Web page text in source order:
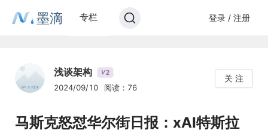
墨滴 专栏 登录 / 注册
浅谈架构 V2
2024/09/10 阅读：76
关 注
马斯克怒怼华尔街日报：xAI特斯拉